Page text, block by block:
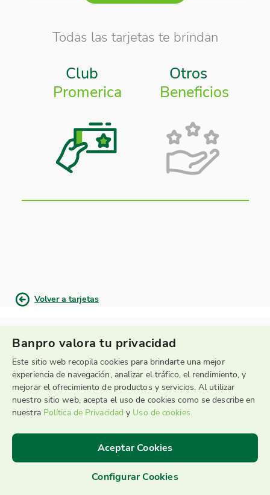
Todas las tarjetas te brindan
Club
Promerica
Otros
Beneficios
Volver a tarjetas
Banpro valora tu privacidad
Este sitio web recopila cookies para brindarte una mejor
experiencia de navegación, analizar el tráfico, el rendimiento, y
mejorar el ofrecimiento de productos y servicios. Al utilizar
nuestro sitio web, acepta el uso de cookies como se describe en
nuestra Política de Privacidad y Uso de cookies.
Aceptar Cookies
Configurar Cookies
Sucursal Telefónica
©2026 Banpro Grupo Promerica|Términos y Condiciones de uso